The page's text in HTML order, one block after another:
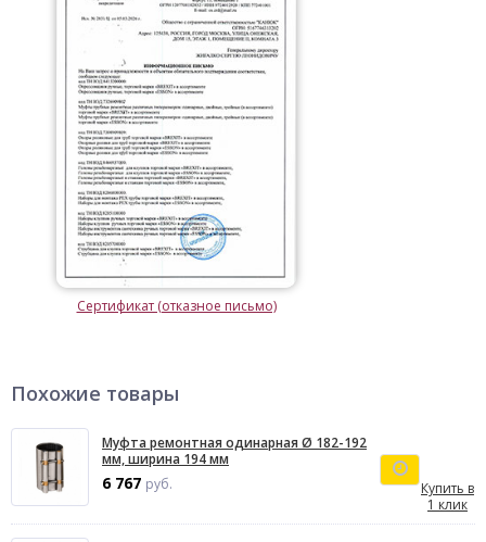
Сертификат (отказное письмо)
Похожие товары
Муфта ремонтная одинарная Ø 182-192
мм, ширина 194 мм
6 767 руб.
Купить в
1 клик